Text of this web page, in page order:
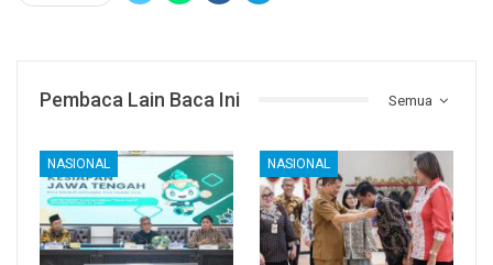
Semua
Pembaca Lain Baca Ini
NASIONAL NASIONAL